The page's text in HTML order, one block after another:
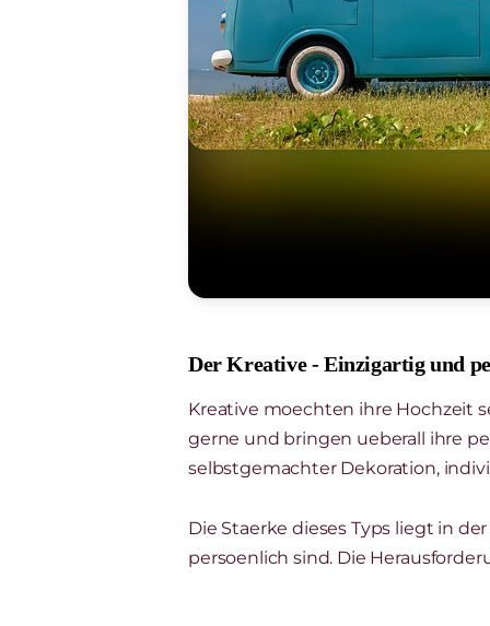
Der Kreative - Einzigartig und
Kreative moechten ihre Hochzeit
gerne und bringen ueberall ihre
selbstgemachter Dekoration,
Die Staerke dieses Typs liegt in
persoenlich sind. Die